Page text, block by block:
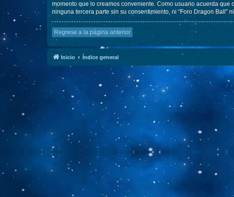
momento que lo creamos conveniente. Como usuario acuerda
ninguna tercera parte sin su consentimiento, ni “Foro Dragon
Regrese a la página anterior
Inicio Índice general